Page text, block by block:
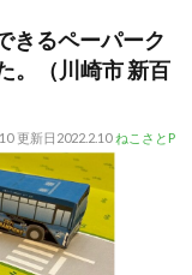
きるペーパーク
。（川崎市 新百
更新日 2022.2.10 ねこさとP